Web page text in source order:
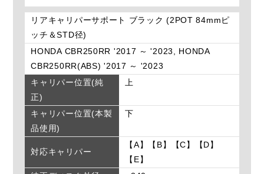
リアキャリパーサポート ブラック (2POT 84mmピ
ッチ＆STD径)
HONDA CBR250RR '2017 ～ '2023, HONDA
CBR250RR(ABS) '2017 ～ '2023
キャリパー位置(純
正)
上
キャリパー位置(本製
品使用)
下
対応キャリパー
【A】【B】【C】【D】
【E】